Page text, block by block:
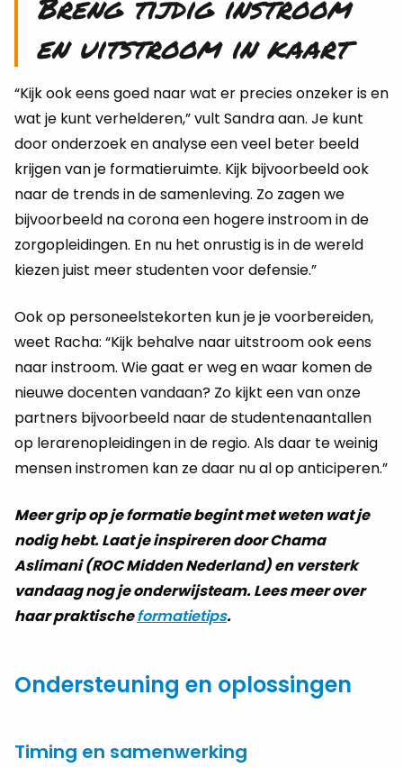
en uitstroom in kaart
“Kijk ook eens goed naar wat er precies onzeker is en
wat je kunt verhelderen,” vult Sandra aan. Je kunt
door onderzoek en analyse een veel beter beeld
krijgen van je formatieruimte. Kijk bijvoorbeeld ook
naar de trends in de samenleving. Zo zagen we
bijvoorbeeld na corona een hogere instroom in de
zorgopleidingen. En nu het onrustig is in de wereld
kiezen juist meer studenten voor defensie.”
Ook op personeelstekorten kun je je voorbereiden,
weet Racha: “Kijk behalve naar uitstroom ook eens
naar instroom. Wie gaat er weg en waar komen de
nieuwe docenten vandaan? Zo kijkt een van onze
partners bijvoorbeeld naar de studentenaantallen
op lerarenopleidingen in de regio. Als daar te weinig
mensen instromen kan ze daar nu al op anticiperen.”
Meer grip op je formatie begint met weten wat je
nodig hebt. Laat je inspireren door Chama
Aslimani (ROC Midden Nederland) en versterk
vandaag nog je onderwijsteam. Lees meer over
haar praktischeformatietips.
Ondersteuning en oplossingen
Timing en samenwerking